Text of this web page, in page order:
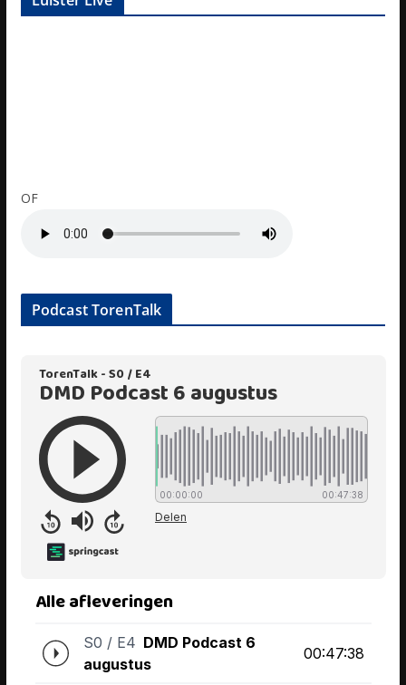
OF
Podcast TorenTalk